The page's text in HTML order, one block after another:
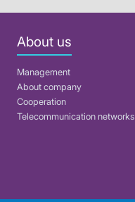
About us
Management
About company
Cooperation
Telecommunication networks